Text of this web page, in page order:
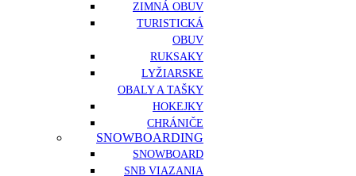
ZIMNÁ OBUV
TURISTICKÁ
OBUV
RUKSAKY
LYŽIARSKE
OBALY A TAŠKY
HOKEJKY
CHRÁNIČE
SNOWBOARDING
SNOWBOARD
SNB VIAZANIA